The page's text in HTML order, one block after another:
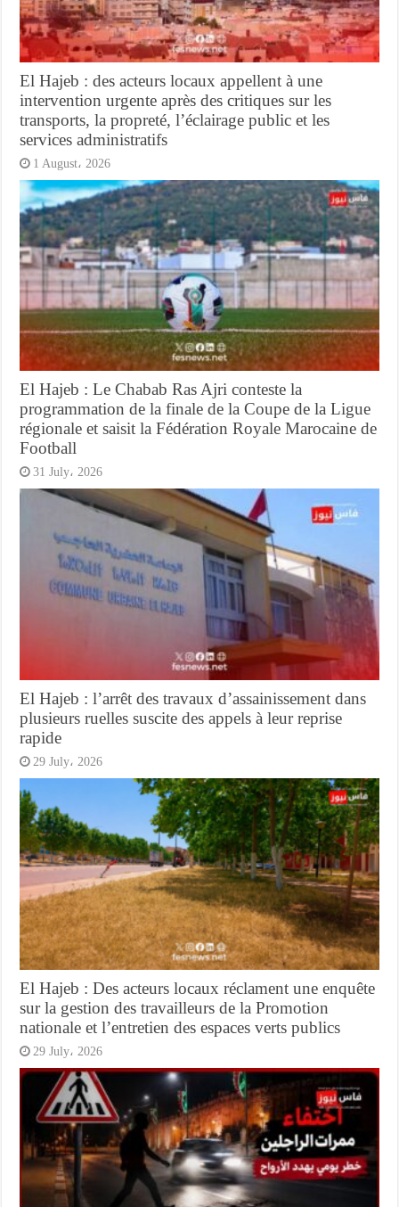
El Hajeb : des acteurs locaux appellent à une
intervention urgente après des critiques sur les
transports, la propreté, l’éclairage public et les
services administratifs
1 August، 2026
El Hajeb : Le Chabab Ras Ajri conteste la
programmation de la finale de la Coupe de la Ligue
régionale et saisit la Fédération Royale Marocaine de
Football
31 July، 2026
El Hajeb : l’arrêt des travaux d’assainissement dans
plusieurs ruelles suscite des appels à leur reprise
rapide
29 July، 2026
El Hajeb : Des acteurs locaux réclament une enquête
sur la gestion des travailleurs de la Promotion
nationale et l’entretien des espaces verts publics
29 July، 2026